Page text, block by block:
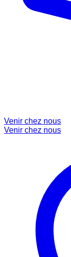
Venir chez nous
Venir chez nous